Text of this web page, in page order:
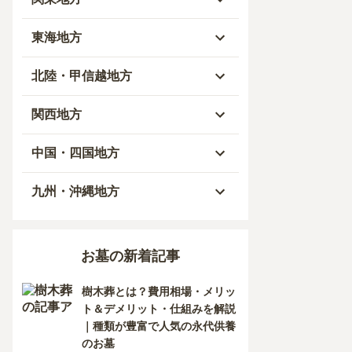
青森県
秋田県
岩手県
山形県
宮城県
東京都
神奈川県
埼玉県
千葉県
茨城県
東海地方
愛知県
岐阜県
静岡県
三重県
北陸・甲信越地方
富山県
石川県
福井県
長野県
関西地方
大阪府
兵庫県
奈良県
中国・四国地方
岡山県
島根県
九州・沖縄地方
宮崎県
お墓の新着記事
樹木葬とは？費用相場・メリッ
ト＆デメリット・仕組みを解説
｜種類が豊富で人気の永代供養
のお墓